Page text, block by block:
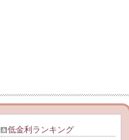
低金利ランキング